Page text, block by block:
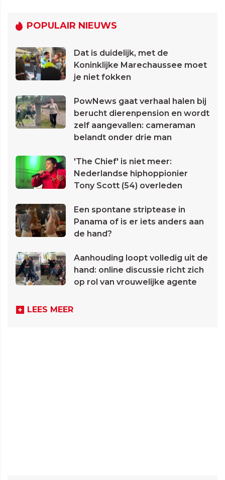
POPULAIR NIEUWS
Dat is duidelijk, met de
Koninklijke Marechaussee moet
je niet fokken
PowNews gaat verhaal halen bij
berucht dierenpension en wordt
zelf aangevallen: cameraman
belandt onder drie man
'The Chief' is niet meer:
Nederlandse hiphoppionier
Tony Scott (54) overleden
Een spontane striptease in
Panama of is er iets anders aan
de hand?
Aanhouding loopt volledig uit de
hand: online discussie richt zich
op rol van vrouwelijke agente
LEES MEER